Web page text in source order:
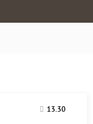
13.30